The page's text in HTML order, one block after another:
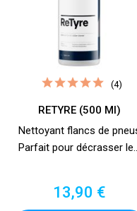
(4)
RETYRE (500 Ml)
Nettoyant flancs de
Parfait pour décrasser
Prix
13,90 €